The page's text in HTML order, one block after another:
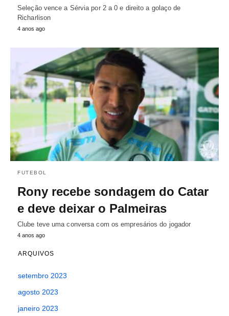
Seleção vence a Sérvia por 2 a 0 e direito a golaço de
Richarlison
4 anos ago
FUTEBOL
Rony recebe sondagem do Catar
e deve deixar o Palmeiras
Clube teve uma conversa com os empresários do jogador
4 anos ago
ARQUIVOS
setembro 2023
agosto 2023
janeiro 2023